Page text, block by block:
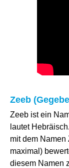
Zeeb
Zeeb ist ein
lautet
mit dem Namen
maximal)
diesem Namen